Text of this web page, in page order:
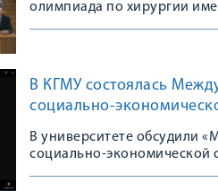
олимпиада по хирургии
В КГМУ состоялась
социально-
В университете обсудили
социально-экономической